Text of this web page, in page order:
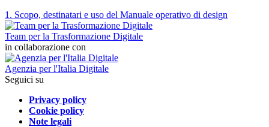
1. Scopo, destinatari e uso del Manuale operativo di design
Team per la Trasformazione Digitale
in collaborazione con
Agenzia per l'Italia Digitale
Seguici su
Privacy policy
Cookie policy
Note legali